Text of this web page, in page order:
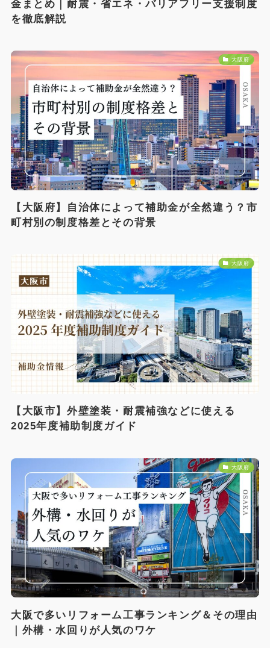
金まとめ｜耐震・省エネ・バリアフリー支援制度
を徹底解説
大阪府
【大阪府】自治体によって補助金が全然違う？市
町村別の制度格差とその背景
大阪府
【大阪市】外壁塗装・耐震補強などに使える
2025年度補助制度ガイド
大阪府
大阪で多いリフォーム工事ランキング＆その理由
｜外構・水回りが人気のワケ